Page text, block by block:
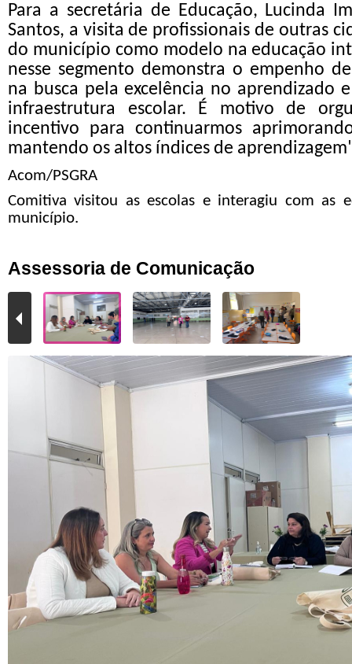
Para a secretária de Educação, Lucinda
Santos, a visita de profissionais de outras
do município como modelo na educação
nesse segmento demonstra o empenho
na busca pela excelência no aprendizado
infraestrutura escolar. É motivo de
incentivo para continuarmos
mantendo os altos índices de
Acom/PSGRA
Comitiva visitou as escolas e interagiu com as
município.
Assessoria de Comunicação